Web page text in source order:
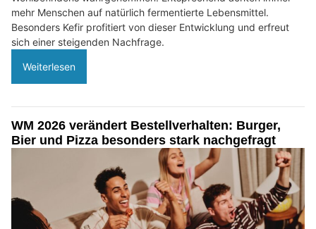
mehr Menschen auf natürlich fermentierte Lebensmittel.
Besonders Kefir profitiert von dieser Entwicklung und erfreut
sich einer steigenden Nachfrage.
Weiterlesen
WM 2026 verändert Bestellverhalten: Burger,
Bier und Pizza besonders stark nachgefragt